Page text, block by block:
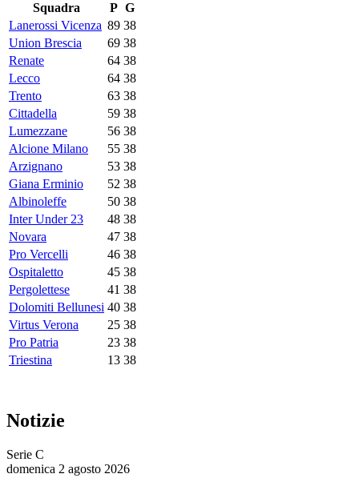
Squadra
P G
Lanerossi Vicenza 89 38
Union Brescia
69 38
Renate
64 38
Lecco
64 38
Trento
63 38
Cittadella
59 38
Lumezzane
56 38
Alcione Milano
55 38
Arzignano
53 38
Giana Erminio
52 38
Albinoleffe
50 38
Inter Under 23
48 38
Novara
47 38
Pro Vercelli
46 38
Ospitaletto
45 38
Pergolettese
41 38
Dolomiti Bellunesi 40 38
Virtus Verona
25 38
Pro Patria
23 38
Triestina
13 38
Notizie
Serie C
domenica 2 agosto 2026